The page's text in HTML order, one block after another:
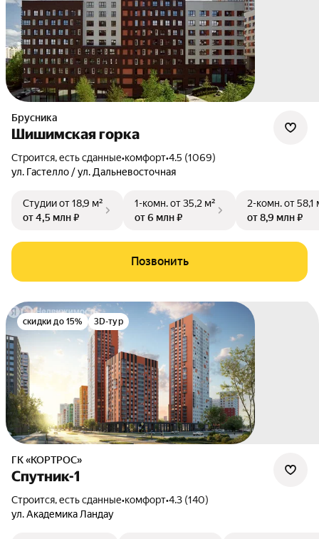
Брусника
Шишимская горка
Строится, есть сданные•комфорт•4.5 (1069)
ул. Гастелло / ул. Дальневосточная
Студииот 18,9 м²
от 4,5 млн ₽
1-комн.от 35,2 м²
от 6 млн ₽
2-комн.от 58,1
от 8,9 млн ₽
Позвонить
скидки до 15% 3D-тур
ГК «КОРТРОС»
Спутник-1
Строится, есть сданные•комфорт•4.3 (140)
ул. Академика Ландау